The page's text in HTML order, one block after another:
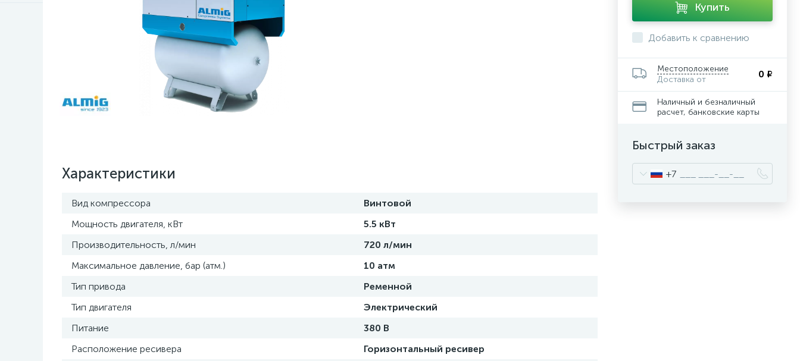
Характеристики
Вид компрессора
Винтовой
Мощность двигателя, кВт
5.5 кВт
Производительность, л/мин
720 л/мин
Максимальное давление, бар (атм.)
10 атм
Тип привода
Ременной
Тип двигателя
Электрический
Питание
380 В
Расположение ресивера
Горизонтальный ресивер
Купить
Добавить к сравнению
Местоположение
Доставка от
0 ₽
Наличный и безналичный
расчет, банковские карты
Быстрый заказ
+7